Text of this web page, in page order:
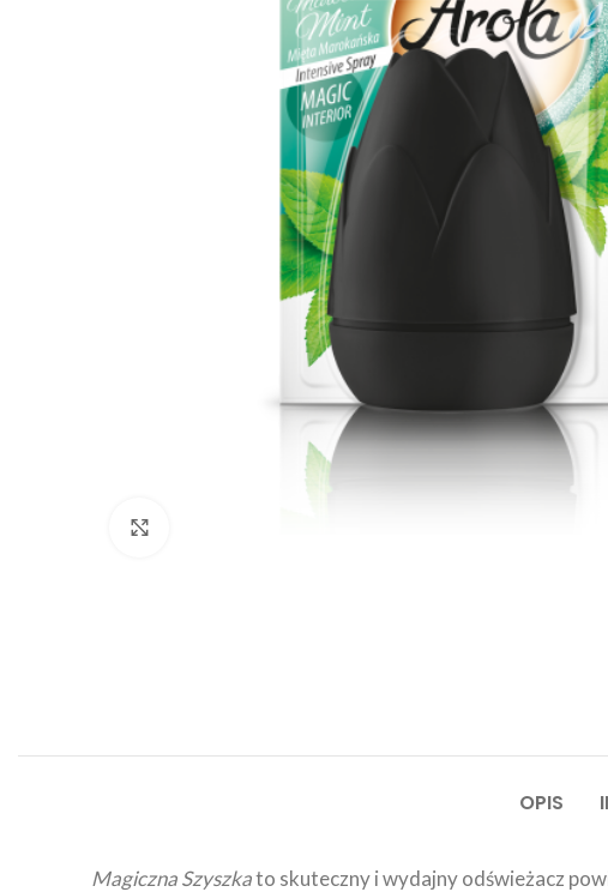
OPIS
Magiczna Szyszkato skuteczny i wydajny odświeżacz